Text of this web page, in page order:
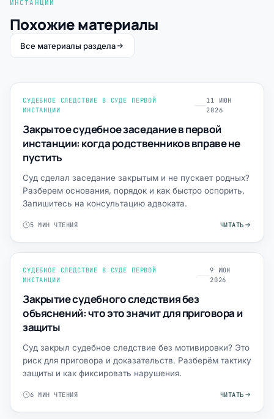
ИНСТАНЦИИ
Похожие материалы
Все материалы раздела
СУДЕБНОЕ СЛЕДСТВИЕ В СУДЕ ПЕРВОЙ
ИНСТАНЦИИ
11 ИЮН
2026
Закрытое судебное заседание в первой
инстанции: когда родственников вправе не
пустить
Суд сделал заседание закрытым и не пускает родных?
Разберем основания, порядок и как быстро оспорить.
Запишитесь на консультацию адвоката.
5 МИН ЧТЕНИЯ ЧИТАТЬ
СУДЕБНОЕ СЛЕДСТВИЕ В СУДЕ ПЕРВОЙ
ИНСТАНЦИИ
9 ИЮН
2026
Закрытие судебного следствия без
объяснений: что это значит для приговора и
защиты
Суд закрыл судебное следствие без мотивировки? Это
риск для приговора и доказательств. Разберём тактику
защиты и как фиксировать нарушения.
6 МИН ЧТЕНИЯ ЧИТАТЬ